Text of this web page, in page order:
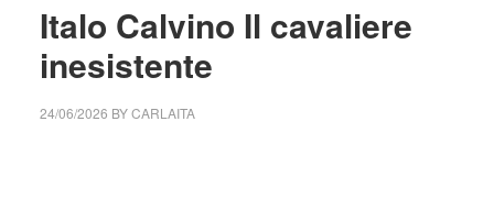
Italo Calvino Il cavaliere
inesistente
24/06/2026 BYCARLAITA